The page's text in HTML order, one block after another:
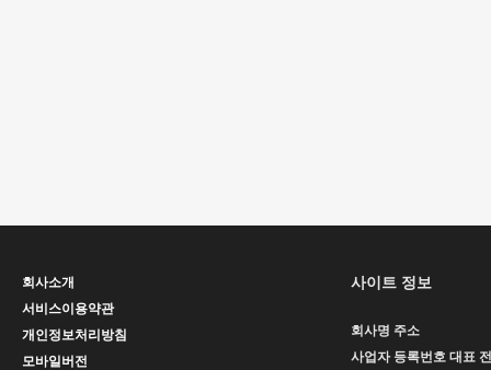
회사소개
서비스이용약관
개인정보처리방침
모바일버전
사이트 정보
회사명 주소
사업자 등록번호 대표